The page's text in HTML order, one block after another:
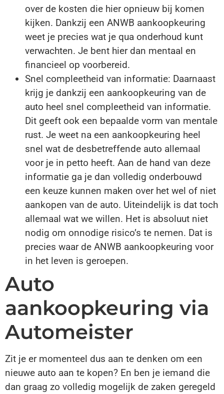
over de kosten die hier opnieuw bij komen
kijken. Dankzij een ANWB aankoopkeuring
weet je precies wat je qua onderhoud kunt
verwachten. Je bent hier dan mentaal en
financieel op voorbereid.
Snel compleetheid van informatie: Daarnaast
krijg je dankzij een aankoopkeuring van de
auto heel snel compleetheid van informatie.
Dit geeft ook een bepaalde vorm van mentale
rust. Je weet na een aankoopkeuring heel
snel wat de desbetreffende auto allemaal
voor je in petto heeft. Aan de hand van deze
informatie ga je dan volledig onderbouwd
een keuze kunnen maken over het wel of niet
aankopen van de auto. Uiteindelijk is dat toch
allemaal wat we willen. Het is absoluut niet
nodig om onnodige risico’s te nemen. Dat is
precies waar de ANWB aankoopkeuring voor
in het leven is geroepen.
Auto
aankoopkeuring via
Automeister
Zit je er momenteel dus aan te denken om een
nieuwe auto aan te kopen? En ben je iemand die
dan graag zo volledig mogelijk de zaken geregeld